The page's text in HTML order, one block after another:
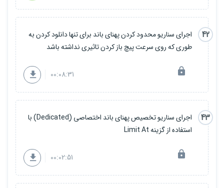
42
اجرای سناریو محدود کردن پهنای باند برای تنها دانلود کردن به
طوری که روی سرعت پیچ باز کردن تاثیری نداشته باشد
00:08:31
43
اجرای سناریو تخصیص پهنای باند اختصاصی (ِDedicated) با
استفاده از گزینه Limit At
00:02:51